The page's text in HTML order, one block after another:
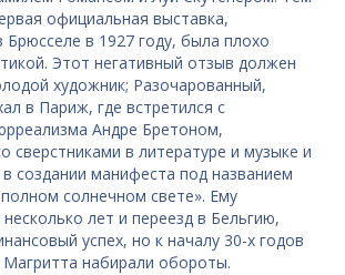
официальная выставка,
Брюсселе в 1927 году, была плохо
Этот негативный отзыв должен
художник; Разочарованный,
в Париж, где встретился с
Андре Бретоном,
сверстниками в литературе и музыке и
создании манифеста под названием
солнечном свете». Ему
лет и переезд в Бельгию,
успех, но к началу 30-х годов
набирали обороты.